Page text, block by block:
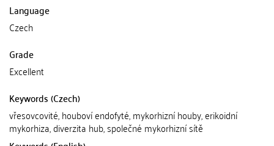
Language
Czech
Grade
Excellent
Keywords (Czech)
vřesovcovité, houboví endofyté, mykorhizní houby, erikoidní
mykorhiza, diverzita hub, společné mykorhizní sítě